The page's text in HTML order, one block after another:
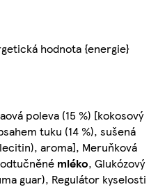
hodnota {energie}
poleva (15 %) [kokosový
tuku (14 %), sušená
lecitin), aroma], Meruňková
mléko, Glukózový
guar), Regulátor kyselosti